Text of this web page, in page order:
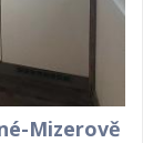
Mizerově